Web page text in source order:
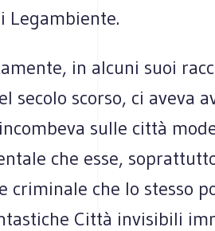
Legambiente.
in alcuni suoi
secolo scorso, ci aveva
sulle città
che esse,
criminale che lo stesso
Città invisibili